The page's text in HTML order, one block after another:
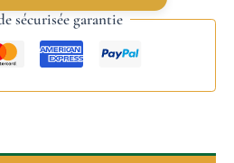
sécurisée garantie